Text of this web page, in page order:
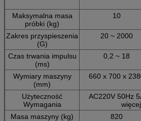
Maksymalna masa
próbki (kg)
10
Zakres przyspieszenia
(G)
20 ~ 2000
Czas trwania impulsu
(ms)
0,2 ~ 18
Wymiary maszyny
(mm)
660 x 700 x
Użyteczność
Wymagania
AC220V 50Hz
Masa maszyny (kg)
820